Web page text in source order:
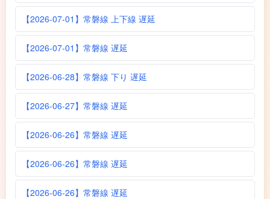
【2026-07-01】常磐線 上下線 遅延
【2026-07-01】常磐線 遅延
【2026-06-28】常磐線 下り 遅延
【2026-06-27】常磐線 遅延
【2026-06-26】常磐線 遅延
【2026-06-26】常磐線 遅延
【2026-06-26】常磐線 遅延